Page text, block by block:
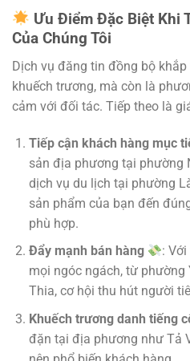
Ưu Điểm Đặc Biệt Khi
Của Chúng Tôi
Dịch vụ đăng tin đồng bộ
khuếch trương, mà còn là
cảm với đối tác. Tiếp theo là
Tiếp cận khách hàng mục
sản địa phương tại phường
dịch vụ du lịch tại phường
sản phẩm của bạn đến
phù hợp.
Đẩy mạnh bán hàng
:
mọi ngóc ngách, từ phường
Thia, cơ hội thu hút người
Khuếch trương danh tiếng
đặn tại địa phương như Tả